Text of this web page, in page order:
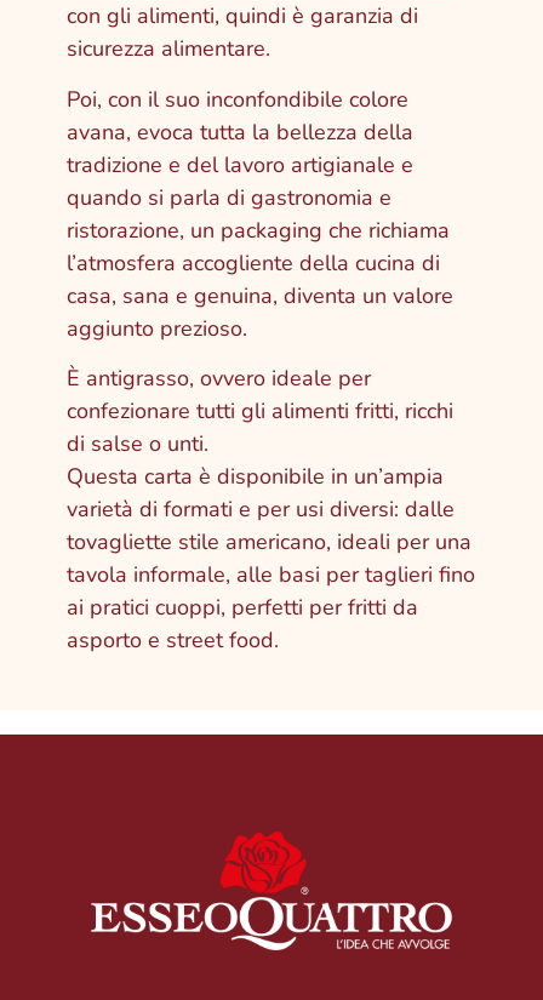
con gli alimenti, quindi è garanzia di
sicurezza alimentare.
Poi, con il suo inconfondibile colore
avana, evoca tutta la bellezza della
tradizione e del lavoro artigianale e
quando si parla di gastronomia e
ristorazione, un packaging che richiama
l’atmosfera accogliente della cucina di
casa, sana e genuina, diventa un valore
aggiunto prezioso.
È antigrasso, ovvero ideale per
confezionare tutti gli alimenti fritti, ricchi
di salse o unti.
Questa carta è disponibile in un’ampia
varietà di formati e per usi diversi: dalle
tovagliette stile americano, ideali per una
tavola informale, alle basi per taglieri fino
ai pratici cuoppi, perfetti per fritti da
asporto e street food.